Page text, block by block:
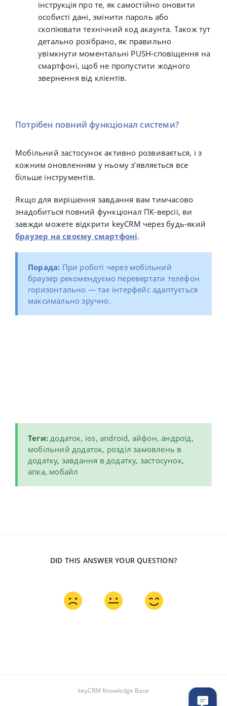
інструкція про те, як самостійно оновити
особисті дані, змінити пароль або
скопіювати технічний код акаунта. Також тут
детально розібрано, як правильно
увімкнути моментальні PUSH-сповіщення на
смартфоні, щоб не пропустити жодного
звернення від клієнтів.
Потрібен повний функціонал системи?
Мобільний застосунок активно розвивається, і з
кожним оновленням у ньому з’являється все
більше інструментів.
Якщо для вирішення завдання вам тимчасово
знадобиться повний функціонал ПК-версії, ви
завжди можете відкрити keyCRM через будь-який
браузер на своєму смартфоні.
Порада: При роботі через мобільний
браузер рекомендуємо перевертати телефон
горизонтально — так інтерфейс адаптується
максимально зручно.
Теги:додаток, ios, android, айфон, андроїд,
мобільний додаток, розділ замовлень в
додатку, завдання в додатку, застосунок,
апка, мобайл
DID THIS ANSWER YOUR QUESTION?
keyCRM Knowledge Base